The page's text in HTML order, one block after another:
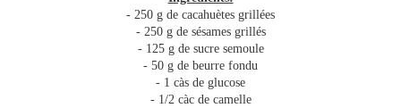
- 250 g de cacahuètes grillées
- 250 g de sésames grillés
- 125 g de sucre semoule
- 50 g de beurre fondu
- 1 càs de glucose
- 1/2 càc de camelle